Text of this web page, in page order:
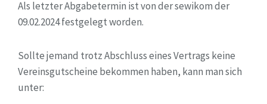
Als letzter Abgabetermin ist von der sewikom der
09.02.2024 festgelegt worden.
Sollte jemand trotz Abschluss eines Vertrags keine
Vereinsgutscheine bekommen haben, kann man sich
unter: